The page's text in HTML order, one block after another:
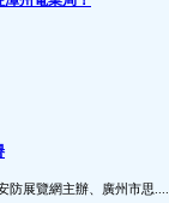
展覽網主辦、廣州市思